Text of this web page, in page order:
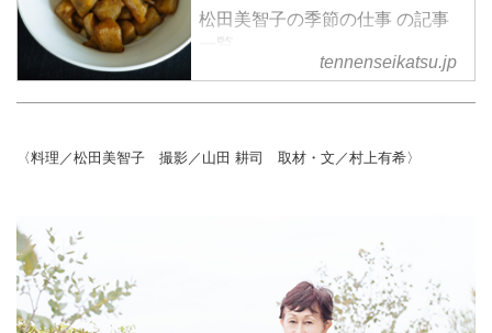
松田美智子の季節の仕事 の記事
一覧
tennenseikatsu.jp
〈料理／松田美智子 撮影／山田 耕司 取材・文／村上有希〉